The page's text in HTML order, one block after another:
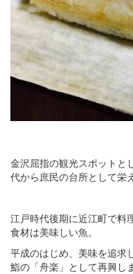
金沢屈指の観光スポットと
代から庶民の台所として栄
江戸時代後期に近江町で料
食材は美味しい魚。
平成のはじめ、美味を追求
鮨の「舟楽」として再興し